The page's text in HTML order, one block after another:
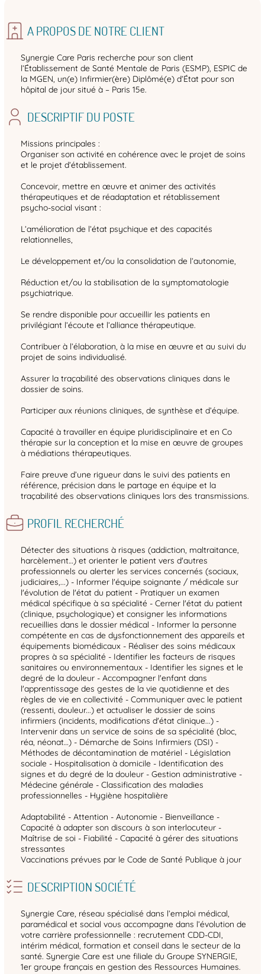
A PROPOS DE NOTRE CLIENT
Synergie Care Paris recherche pour son client
l’Établissement de Santé Mentale de Paris (ESMP), ESPIC de
la MGEN, un(e) Infirmier(ère) Diplômé(e) d’État pour son
hôpital de jour situé à – Paris 15e.
DESCRIPTIF DU POSTE
Missions principales :
Organiser son activité en cohérence avec le projet de soins
et le projet d’établissement.
Concevoir, mettre en œuvre et animer des activités
thérapeutiques et de réadaptation et rétablissement
psycho-social visant :
L’amélioration de l’état psychique et des capacités
relationnelles,
Le développement et/ou la consolidation de l’autonomie,
Réduction et/ou la stabilisation de la symptomatologie
psychiatrique.
Se rendre disponible pour accueillir les patients en
privilégiant l’écoute et l’alliance thérapeutique.
Contribuer à l’élaboration, à la mise en œuvre et au suivi du
projet de soins individualisé.
Assurer la traçabilité des observations cliniques dans le
dossier de soins.
Participer aux réunions cliniques, de synthèse et d’équipe.
Capacité à travailler en équipe pluridisciplinaire et en Co
thérapie sur la conception et la mise en œuvre de groupes
à médiations thérapeutiques.
Faire preuve d’une rigueur dans le suivi des patients en
référence, précision dans le partage en équipe et la
traçabilité des observations cliniques lors des transmissions.
PROFIL RECHERCHÉ
Détecter des situations à risques (addiction, maltraitance,
harcèlement…) et orienter le patient vers d'autres
professionnels ou alerter les services concernés (sociaux,
judiciaires,...) - Informer l'équipe soignante / médicale sur
l'évolution de l'état du patient - Pratiquer un examen
médical spécifique à sa spécialité - Cerner l'état du patient
(clinique, psychologique) et consigner les informations
recueillies dans le dossier médical - Informer la personne
compétente en cas de dysfonctionnement des appareils et
équipements biomédicaux - Réaliser des soins médicaux
propres à sa spécialité - Identifier les facteurs de risques
sanitaires ou environnementaux - Identifier les signes et le
degré de la douleur - Accompagner l'enfant dans
l'apprentissage des gestes de la vie quotidienne et des
règles de vie en collectivité - Communiquer avec le patient
(ressenti, douleur...) et actualiser le dossier de soins
infirmiers (incidents, modifications d'état clinique...) -
Intervenir dans un service de soins de sa spécialité (bloc,
réa, néonat…) - Démarche de Soins Infirmiers (DSI) -
Méthodes de décontamination de matériel - Législation
sociale - Hospitalisation à domicile - Identification des
signes et du degré de la douleur - Gestion administrative -
Médecine générale - Classification des maladies
professionnelles - Hygiène hospitalière
Adaptabilité - Attention - Autonomie - Bienveillance -
Capacité à adapter son discours à son interlocuteur -
Maîtrise de soi - Fiabilité - Capacité à gérer des situations
stressantes
Vaccinations prévues par le Code de Santé Publique à jour
DESCRIPTION SOCIÉTÉ
Synergie Care, réseau spécialisé dans l’emploi médical,
paramédical et social vous accompagne dans l’évolution de
votre carrière professionnelle : recrutement CDD-CDI,
intérim médical, formation et conseil dans le secteur de la
santé. Synergie Care est une filiale du Groupe SYNERGIE,
1er groupe français en gestion des Ressources Humaines.